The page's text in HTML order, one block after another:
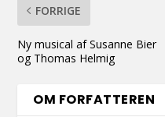
FORRIGE
Ny musical af Susanne Bier
og Thomas Helmig
OM FORFATTEREN